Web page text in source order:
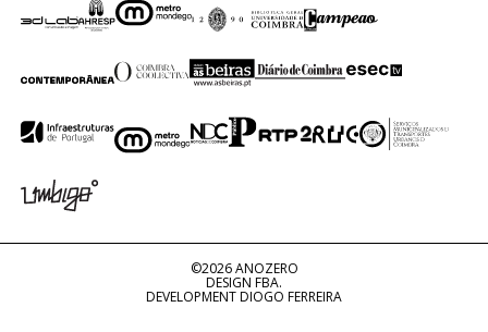
©2026 ANOZERO
DESIGN FBA.
DEVELOPMENT DIOGO FERREIRA